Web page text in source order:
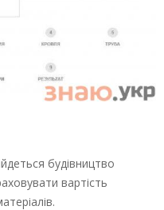
будівництво
вартість